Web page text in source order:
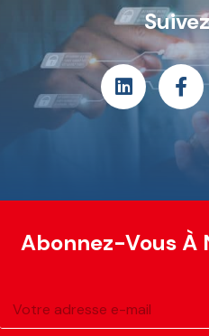
Abonnez-Vous À